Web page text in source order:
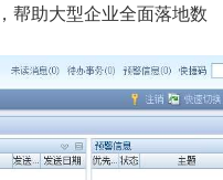
帮助大型企业全面落地数